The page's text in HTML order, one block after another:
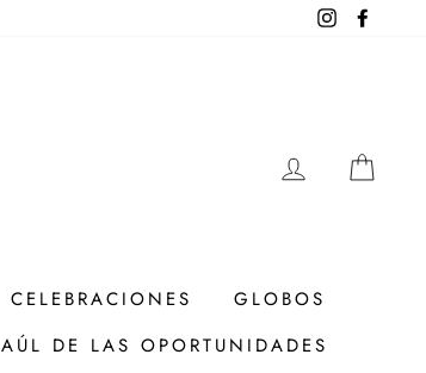
Instagram
INGRESAR
CELEBRACIONES
GLOBOS
DE LAS OPORTUNIDADES